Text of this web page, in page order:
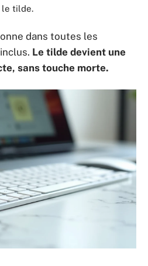
le tilde.
dans toutes les
Le tilde devient une
sans touche morte.